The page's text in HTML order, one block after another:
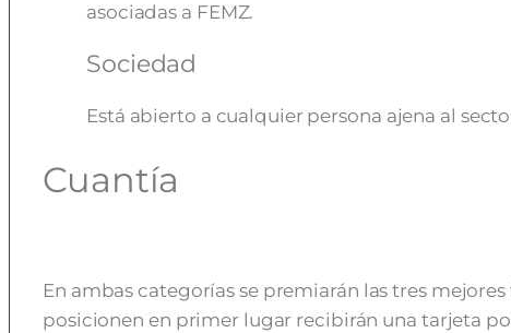
asociadas a FEMZ.
Sociedad
Está abierto a cualquier persona ajena al
Cuantía
En ambas categorías se premiarán las tres
posicionen en primer lugar recibirán una tarjeta